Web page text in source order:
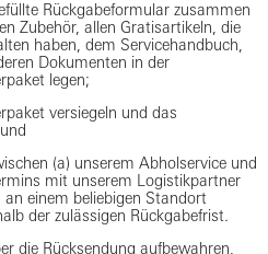
Rückgabeformular zusammen
Zubehör, allen Gratisartikeln, die
haben, dem Servicehandbuch,
Dokumenten in der
legen;
versiegeln und das
(a) unserem Abholservice und
mit unserem Logistikpartner
einem beliebigen Standort
der zulässigen Rückgabefrist.
die Rücksendung aufbewahren,